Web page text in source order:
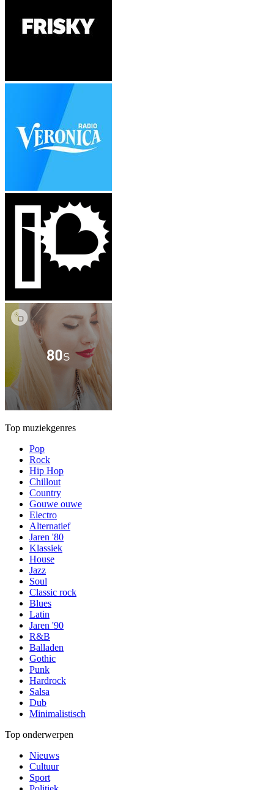
Top muziekgenres
Pop
Rock
Hip Hop
Chillout
Country
Gouwe ouwe
Electro
Alternatief
Jaren '80
Klassiek
House
Jazz
Soul
Classic rock
Blues
Latin
Jaren '90
R&B
Balladen
Gothic
Punk
Hardrock
Salsa
Dub
Minimalistisch
Top onderwerpen
Nieuws
Cultuur
Sport